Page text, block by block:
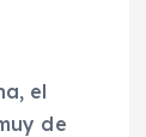
el
de